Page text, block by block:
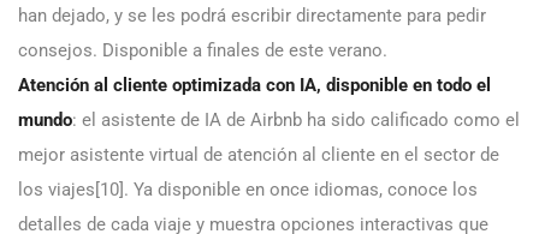
han dejado, y se les podrá escribir directamente para pedir
consejos. Disponible a finales de este verano.
Atención al cliente optimizada con IA, disponible en todo el
mundo: el asistente de IA de Airbnb ha sido calificado como el
mejor asistente virtual de atención al cliente en el sector de
los viajes[10]. Ya disponible en once idiomas, conoce los
detalles de cada viaje y muestra opciones interactivas que